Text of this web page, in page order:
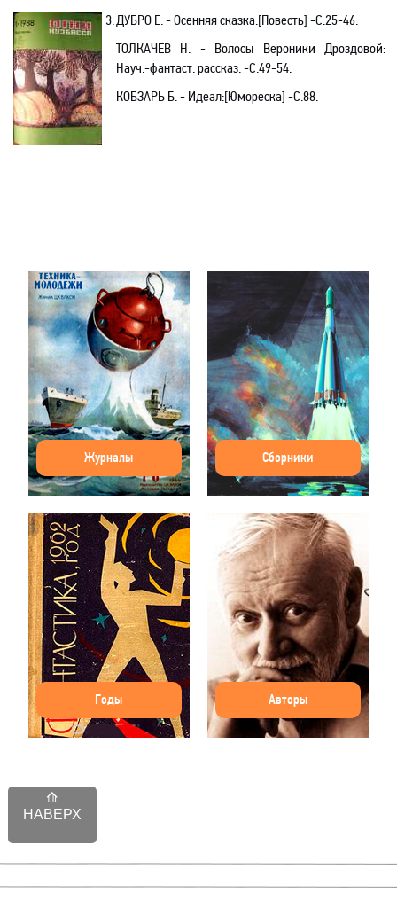
НАВЕРХ
3.ДУБРО Е. - Осенняя сказка:[Повесть] -C.25-46.
ТОЛКАЧЕВ Н. - Волосы Вероники Дроздовой:
Науч.-фантаст. рассказ. -С.49-54.
КОБЗАРЬ Б. - Идеал:[Юмореска] -C.88.
Журналы Сборники
Годы Авторы